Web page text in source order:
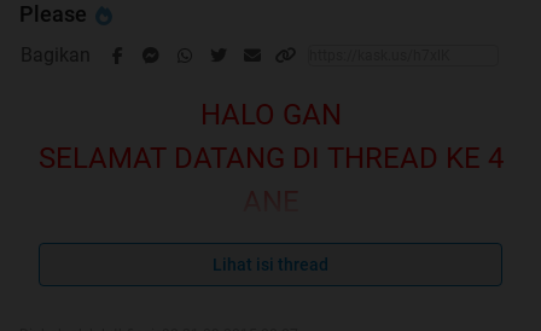
Please
Bagikan
HALO GAN
SELAMAT DATANG DI THREAD KE 4
OH BUKAN, HOT THREAD KITA
KARENA KITA YANG MERAMAIKAN,
Lihat isi thread